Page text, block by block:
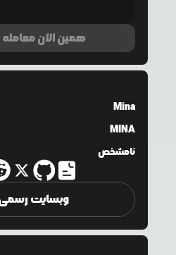
همین الان
Mina
MINA
نامشخص
وبسایت